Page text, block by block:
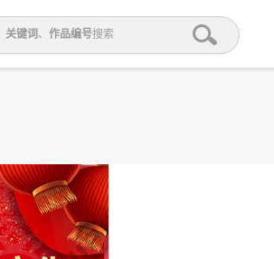
关键词 、 作品编号搜索